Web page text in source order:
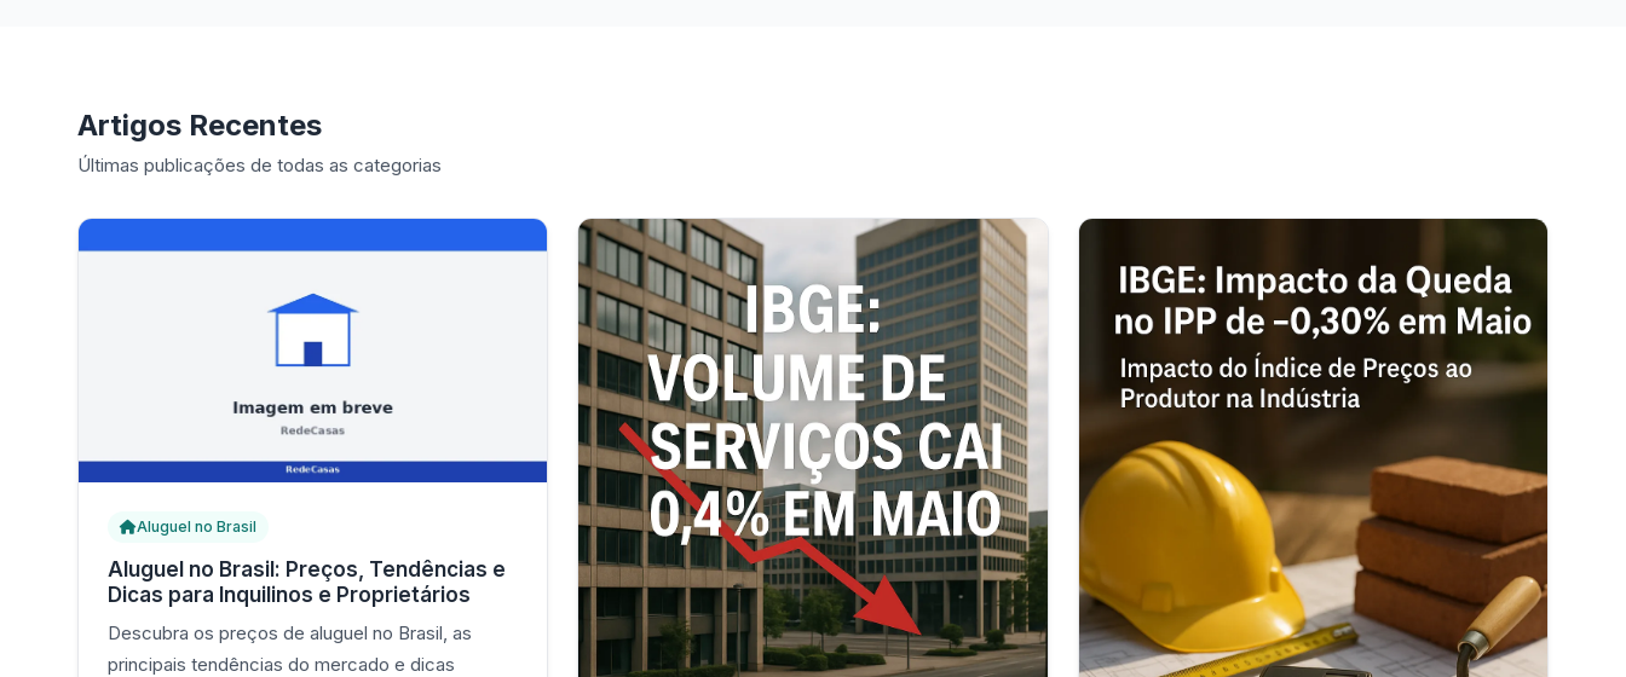
Artigos Recentes
Últimas publicações de todas as categorias
Aluguel no Brasil
Aluguel no Brasil: Preços, Tendências e
Dicas para Inquilinos e Proprietários
Descubra os preços de aluguel no Brasil, as
principais tendências do mercado e dicas